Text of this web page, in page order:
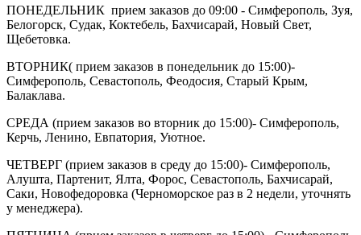
ПОНЕДЕЛЬНИК прием заказов до 09:00 - Симферополь, Зуя,
Белогорск, Судак, Коктебель, Бахчисарай, Новый Свет,
Щебетовка.
ВТОРНИК( прием заказов в понедельник до 15:00)-
Симферополь, Севастополь, Феодосия, Старый Крым,
Балаклава.
СРЕДА (прием заказов во вторник до 15:00)- Симферополь,
Керчь, Ленино, Евпатория, Уютное.
ЧЕТВЕРГ (прием заказов в среду до 15:00)- Симферополь,
Алушта, Партенит, Ялта, Форос, Севастополь, Бахчисарай,
Саки, Новофедоровка (Черноморское раз в 2 недели, уточнять
у менеджера).